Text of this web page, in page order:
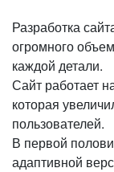
Разработка
огромного
каждой детали.
Сайт работает
которая
пользователей.
В первой
адаптивной